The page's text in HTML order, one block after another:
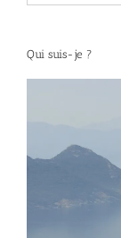
Qui suis-je ?